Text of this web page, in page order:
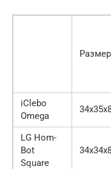
iClebo
Omega
LG Hom-
Bot
Square